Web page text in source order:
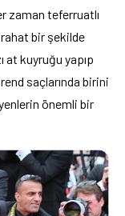
zaman teferruatlı
bir şekilde
at kuyruğu yapıp
saçlarında birini
önemli bir